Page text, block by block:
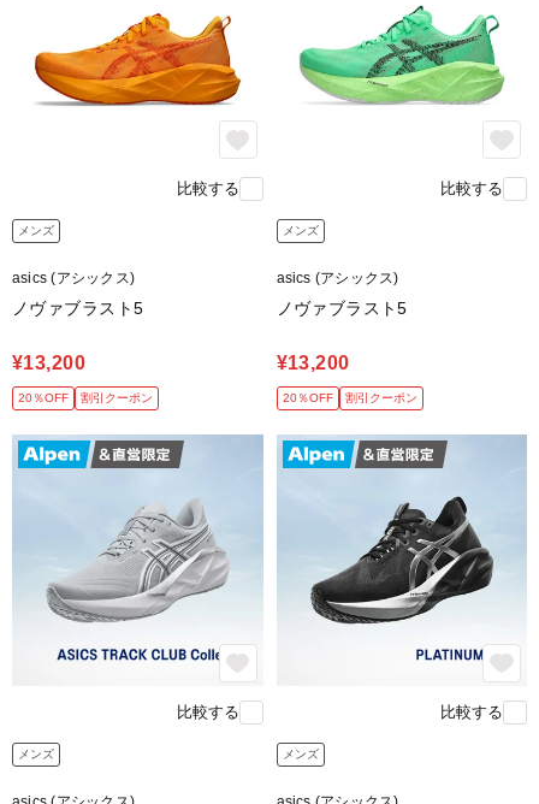
比較する
メンズ
asics (アシックス)
ノヴァブラスト5
¥13,200
20％OFF 割引クーポン
比較する
メンズ
asics (アシックス)
ノヴァブラスト5
¥13,200
20％OFF 割引クーポン
比較する
メンズ
比較する
メンズ